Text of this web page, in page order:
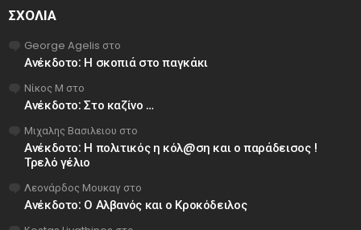
ΣΧΌΛΙΑ
George Agelis στο
Ανέκδοτο: Η σκοπιά στο παγκάκι
Νίκος Μ στο
Ανέκδοτο: Στο καζίνο …
Μιχαλης Βασιλειου στο
Ανέκδοτο: Η πολιτικός η κόλ@ση και ο παράδεισος !
Τρελό γέλιο
Λεονάρδος Μουκαγ στο
Ανέκδοτο: Ο Αλβανός και ο Κροκόδειλος